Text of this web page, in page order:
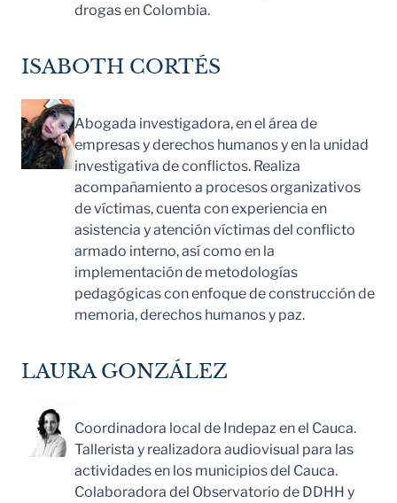
drogas en Colombia.
ISABOTH CORTÉS
Abogada investigadora, en el área de
empresas y derechos humanos y en la unidad
investigativa de conflictos. Realiza
acompañamiento a procesos organizativos
de víctimas, cuenta con experiencia en
asistencia y atención víctimas del conflicto
armado interno, así como en la
implementación de metodologías
pedagógicas con enfoque de construcción de
memoria, derechos humanos y paz.
LAURA GONZÁLEZ
Coordinadora local de Indepaz en el Cauca.
Tallerista y realizadora audiovisual para las
actividades en los municipios del Cauca.
Colaboradora del Observatorio de DDHH y